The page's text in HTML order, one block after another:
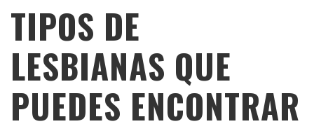
TIPOS DE
LESBIANAS QUE
PUEDES ENCONTRAR